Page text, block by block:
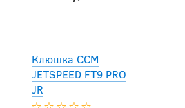
Клюшка CCM
JETSPEED FT9 PRO
JR